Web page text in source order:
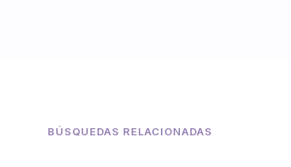
BÚSQUEDAS RELACIONADAS